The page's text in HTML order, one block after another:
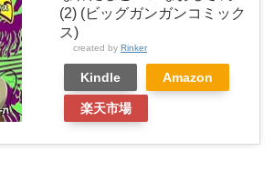
(2) (ビッグガンガンコミック
ス)
created by Rinker
Kindle Amazon
楽天市場